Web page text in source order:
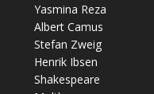
Yasmina Reza
Albert Camus
Stefan Zweig
Henrik Ibsen
Shakespeare